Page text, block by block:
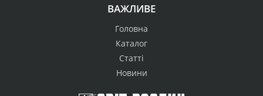
ВАЖЛИВЕ
Головна
Каталог
Статті
Новини